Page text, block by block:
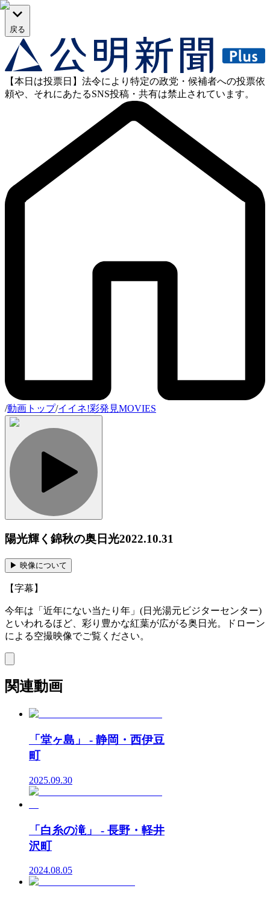
戻る
【本日は投票日】法令により特定の政党・候補者への投票依
頼や、それにあたるSNS投稿・共有は禁止されています。
/動画トップ/イイネ!彩発見MOVIES
陽光輝く錦秋の奥日光2022.10.31
▶︎ 映像について
【字幕】
今年は「近年にない当たり年」(日光湯元ビジターセンター)
といわれるほど、彩り豊かな紅葉が広がる奥日光。ドローン
による空撮映像でご覧ください。
関連動画
「堂ヶ島」 - 静岡・西伊豆
町
2025.09.30
「白糸の滝」 - 長野・軽井
沢町
2024.08.05